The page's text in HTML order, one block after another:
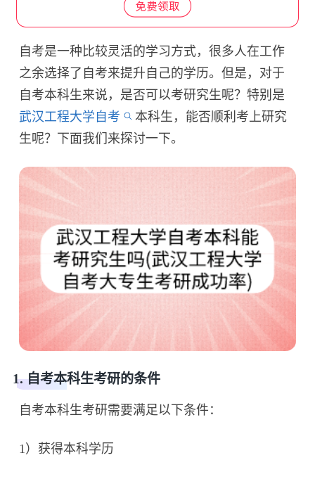
自考是一种比较灵活的学习方式，很多人在工作
之余选择了自考来提升自己的学历。但是，对于
自考本科生来说，是否可以考研究生呢？特别是
武汉工程大学自考
本科生，能否顺利考上研究
生呢？下面我们来探讨一下。
1. 自考本科生考研的条件
自考本科生考研需要满足以下条件：
1）获得本科学历